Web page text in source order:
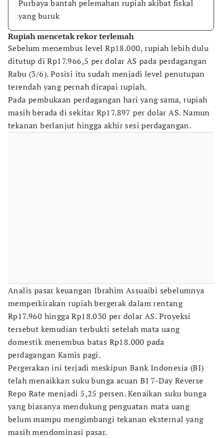
Purbaya bantah pelemahan rupiah akibat fiskal
yang buruk
Rupiah mencetak rekor terlemah
Sebelum menembus level Rp18.000, rupiah lebih dulu
ditutup di Rp17.966,5 per dolar AS pada perdagangan
Rabu (3/6). Posisi itu sudah menjadi level penutupan
terendah yang pernah dicapai rupiah.
Pada pembukaan perdagangan hari yang sama, rupiah
masih berada di sekitar Rp17.897 per dolar AS. Namun
tekanan berlanjut hingga akhir sesi perdagangan.
Analis pasar keuangan Ibrahim Assuaibi sebelumnya
memperkirakan rupiah bergerak dalam rentang
Rp17.960 hingga Rp18.030 per dolar AS. Proyeksi
tersebut kemudian terbukti setelah mata uang
domestik menembus batas Rp18.000 pada
perdagangan Kamis pagi.
Pergerakan ini terjadi meskipun Bank Indonesia (BI)
telah menaikkan suku bunga acuan BI 7-Day Reverse
Repo Rate menjadi 5,25 persen. Kenaikan suku bunga
yang biasanya mendukung penguatan mata uang
belum mampu mengimbangi tekanan eksternal yang
masih mendominasi pasar.